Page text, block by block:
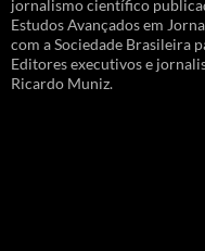
jornalismo científico
Estudos Avançados em
com a Sociedade Brasileira
Editores executivos e
Ricardo Muniz.